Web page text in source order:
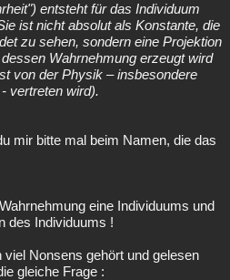
entsteht für das Individuum
ist nicht absolut als Konstante, die
zu sehen, sondern eine Projektion
Wahrnehmung erzeugt wird
von der Physik – insbesondere
vertreten wird).
mir bitte mal beim Namen, die das
eine Individuums und
des Individuums !
Nonsens gehört und gelesen
gleiche Frage :